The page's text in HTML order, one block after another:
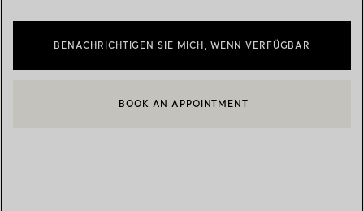
BENACHRICHTIGEN SIE MICH, WENN VERFÜGBAR
EINEN KUNDENBERATER KONTAKTIEREN ODER EINEN
BOOK AN APPOINTMENT